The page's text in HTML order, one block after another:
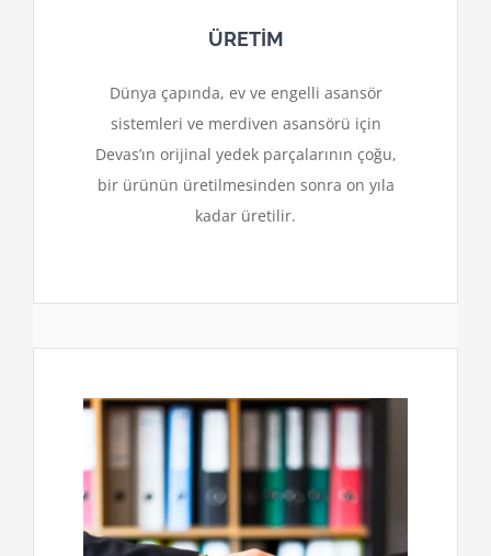
ÜRETİM
Dünya çapında, ev ve engelli asansör
sistemleri ve merdiven asansörü için
Devas’ın orijinal yedek parçalarının çoğu,
bir ürünün üretilmesinden sonra on yıla
kadar üretilir.